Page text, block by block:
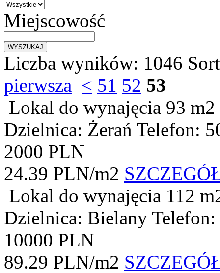
Miejscowość
Liczba wyników: 1046
pierwsza < 51 52 53
Lokal do wynajęcia 93 m2
Dzielnica: Żerań Telefon:
2000 PLN
24.39 PLN/m2
Lokal do wynajęcia 112
Dzielnica: Bielany
10000 PLN
89.29 PLN/m2